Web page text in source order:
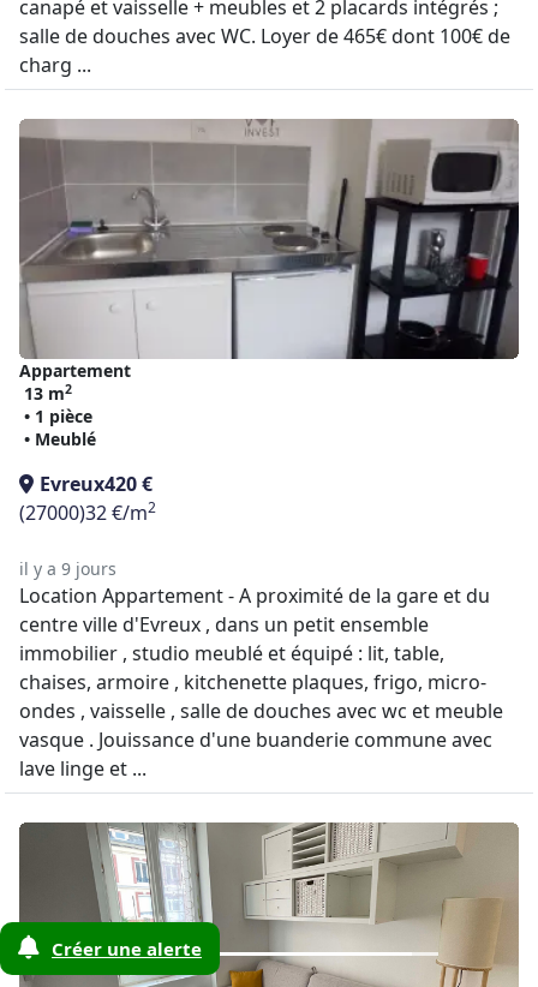
canapé et vaisselle + meubles et 2 placards intégrés ;
salle de douches avec WC. Loyer de 465€ dont 100€ de
charg ...
Appartement
13 m2
• 1 pièce
• Meublé
Evreux420 €
(27000)32 €/m2
il y a 9 jours
Location Appartement - A proximité de la gare et du
centre ville d'Evreux , dans un petit ensemble
immobilier , studio meublé et équipé : lit, table,
chaises, armoire , kitchenette plaques, frigo, micro-
ondes , vaisselle , salle de douches avec wc et meuble
vasque . Jouissance d'une buanderie commune avec
lave linge et ...
Créer une alerte